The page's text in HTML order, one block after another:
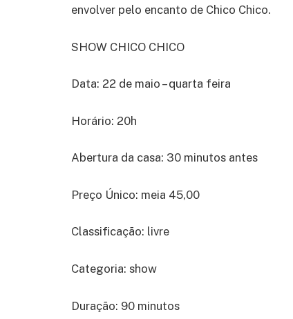
envolver pelo encanto de Chico Chico.
SHOW CHICO CHICO
Data: 22 de maio – quarta feira
Horário: 20h
Abertura da casa: 30 minutos antes
Preço Único: meia 45,00
Classificação: livre
Categoria: show
Duração: 90 minutos